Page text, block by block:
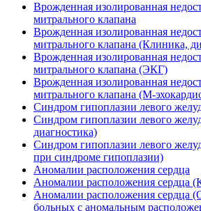
Врожденная изолированная
митрального клапана
Врожденная изолированная
митрального клапана (Клиника,
Врожденная изолированная
митрального клапана (ЭКГ)
Врожденная изолированная
митрального клапана (М-
Синдром гипоплазии левого
Синдром гипоплазии левого
диагностика)
Синдром гипоплазии левого
при синдроме гипоплазии)
Аномалии расположения сердца
Аномалии расположения сердца
Аномалии расположения сердца
больных с аномальным